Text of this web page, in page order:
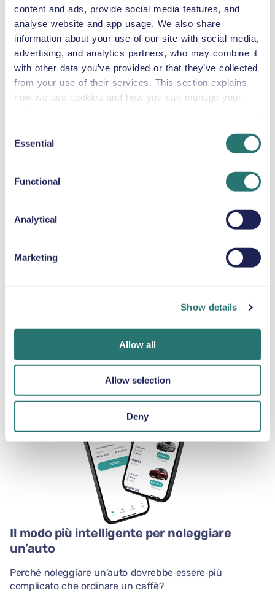
content and ads, provide social media features, and
analyse website and app usage. We also share
information about your use of our site with social media,
advertising, and analytics partners, who may combine it
with other data you’ve provided or that they’ve collected
from your use of their services. This section explains
how we use cookies and how you can manage your
Selection
Essential
Functional
Analytical
Marketing
Show details
Allow all
Allow selection
Deny
SEGGIOLINO PER BAMBINI
9–18 kg
SEGGIOLINO ALZABIMBO
15–36 kg
CUSCINO RIALZATO
minuti sul sito web
dal tuo telefono
con la nostra app.
documenti
direttamente
Il modo più intelligente per noleggiare
un’auto
Perché noleggiare un'auto dovrebbe essere più
complicato che ordinare un caffè?